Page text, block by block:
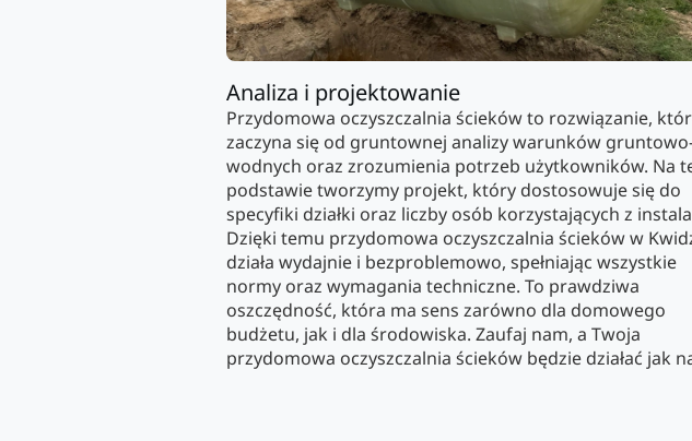
Analiza i projektowanie
Przydomowa oczyszczalnia ścieków to rozwiązanie,
zaczyna się od gruntownej analizy warunków
wodnych oraz zrozumienia potrzeb użytkowników. Na
podstawie tworzymy projekt, który dostosowuje się do
specyfiki działki oraz liczby osób korzystających z
Dzięki temu przydomowa oczyszczalnia ścieków w
działa wydajnie i bezproblemowo, spełniając wszystkie
normy oraz wymagania techniczne. To prawdziwa
oszczędność, która ma sens zarówno dla domowego
budżetu, jak i dla środowiska. Zaufaj nam, a Twoja
przydomowa oczyszczalnia ścieków będzie działać jak